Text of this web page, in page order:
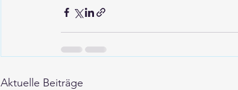
Aktuelle Beiträge